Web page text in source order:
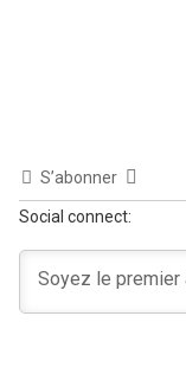
S’abonner
Social connect: